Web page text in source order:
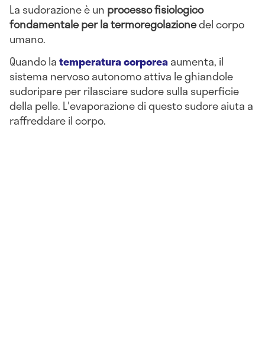
La sudorazione è un processo fisiologico
fondamentale per la termoregolazionedel corpo
umano.
Quando latemperatura corporeaaumenta, il
sistema nervoso autonomo attiva le ghiandole
sudoripare per rilasciare sudore sulla superficie
della pelle. L'evaporazione di questo sudore aiuta a
raffreddare il corpo.